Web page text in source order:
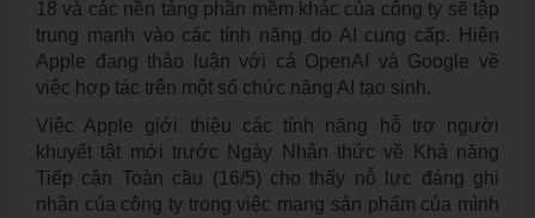
18 và các nền tảng phần mềm khác của công ty sẽ tập
trung mạnh vào các tính năng do AI cung cấp. Hiện
Apple đang thảo luận với cả OpenAI và Google về
việc hợp tác trên một số chức năng AI tạo sinh.
Việc Apple giới thiệu các tính năng hỗ trợ người
khuyết tật mới trước Ngày Nhận thức về Khả năng
Tiếp cận Toàn cầu (16/5) cho thấy nỗ lực đáng ghi
nhận của công ty trong việc mang sản phẩm của mình